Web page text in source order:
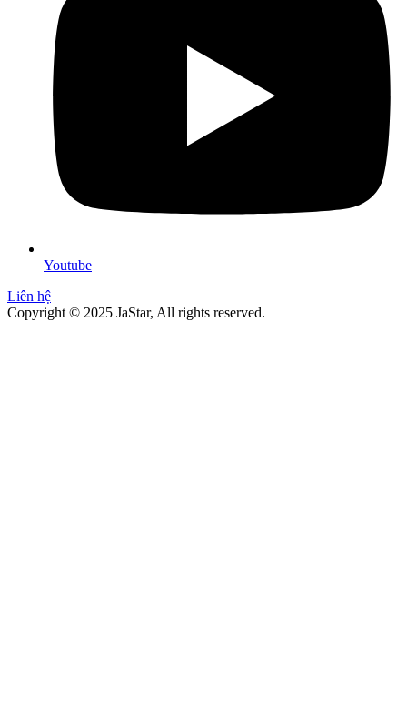
Youtube
Liên hệ
Copyright © 2025 JaStar, All rights reserved.